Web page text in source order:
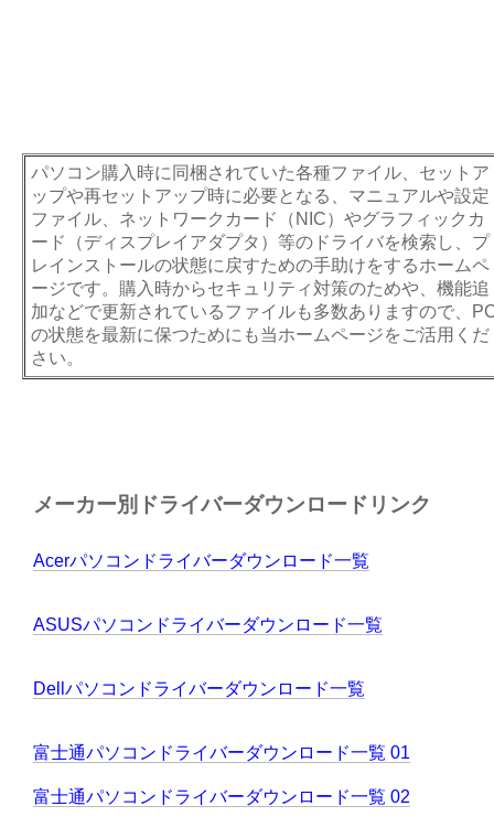
パソコン購入時に同梱されていた各種ファイル、セットア
ップや再セットアップ時に必要となる、マニュアルや設定
ファイル、ネットワークカード（NIC）やグラフィックカ
ード（ディスプレイアダプタ）等のドライバを検索し、プ
レインストールの状態に戻すための手助けをするホームペ
ージです。購入時からセキュリティ対策のためや、機能追
加などで更新されているファイルも多数ありますので、
の状態を最新に保つためにも当ホームページをご活用くだ
さい。
メーカー別ドライバーダウンロードリンク
Acerパソコンドライバーダウンロード一覧
ASUSパソコンドライバーダウンロード一覧
Dellパソコンドライバーダウンロード一覧
富士通パソコンドライバーダウンロード一覧 01
富士通パソコンドライバーダウンロード一覧 02